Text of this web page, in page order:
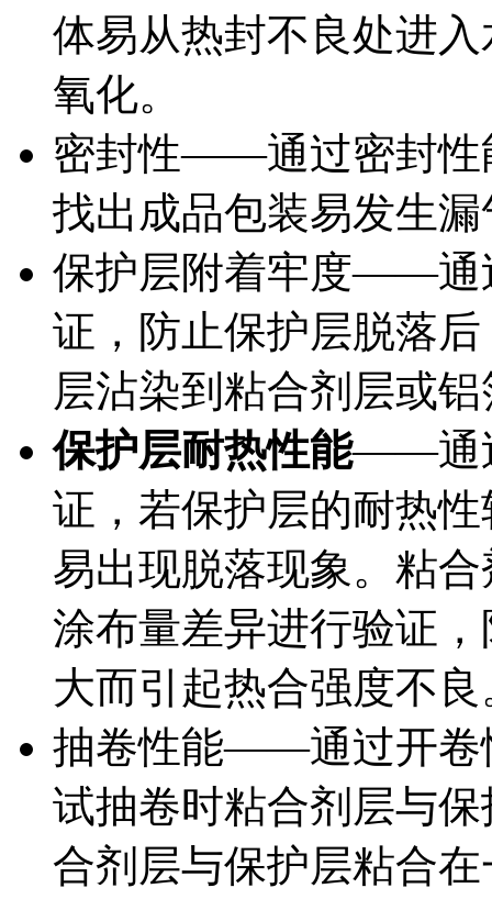
体易从热封不良处进
氧化。
密封性——通过密封性
找出成品包装易发生
保护层附着牢度——通
证，防止保护层脱落
层沾染到粘合剂层或
保护层耐热性能——通
证，若保护层的耐热
易出现脱落现象。粘
涂布量差异进行验证
大而引起热合强度不良
抽卷性能——通过开卷
试抽卷时粘合剂层与
合剂层与保护层粘合